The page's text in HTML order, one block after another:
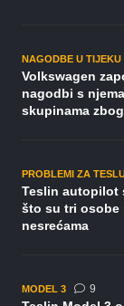
NAGODBE U TIJEKU
Volkswagen
nagodbi s
skupinama
PROBLEMI ZA
Teslin autopilot
što su tri osobe
nesrećama
MODEL 3 9